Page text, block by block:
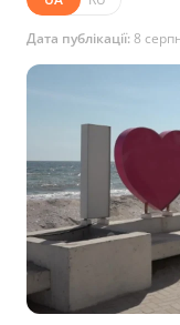
Дата публікації:8